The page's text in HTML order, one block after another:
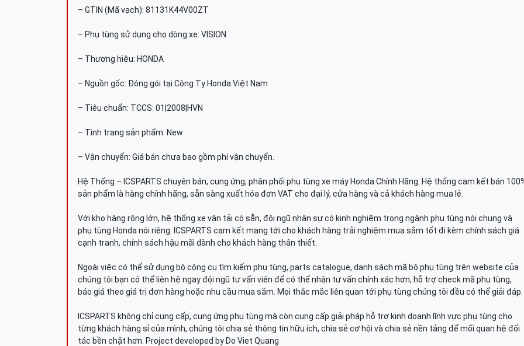
– GTIN (Mã vạch): 81131K44V00ZT
– Phụ tùng sử dụng cho dòng xe: VISION
– Thương hiệu: HONDA
– Nguồn gốc: Đóng gói tại Công Ty Honda Việt Nam
– Tiêu chuẩn: TCCS: 01|2008|HVN
– Tình trạng sản phẩm: New
– Vận chuyển: Giá bán chưa bao gồm phí vận chuyển.
Hệ Thống – ICSPARTS chuyên bán, cung ứng, phân phối phụ tùng xe máy Honda Chính Hãng. Hệ thống cam kết bán
sản phẩm là hàng chính hãng, sẵn sàng xuất hóa đơn VAT cho đại lý, cửa hàng và cả khách hàng mua lẻ.
Với kho hàng rộng lớn, hệ thống xe vận tải có sẵn, đội ngũ nhân sự có kinh nghiệm trong ngành phụ tùng nói chung và
phụ tùng Honda nói riêng. ICSPARTS cam kết mang tới cho khách hàng trải nghiệm mua sắm tốt đi kèm chính sách giá
cạnh tranh, chính sách hậu mãi dành cho khách hàng thân thiết.
Ngoài việc có thể sử dụng bộ công cụ tìm kiếm phụ tùng, parts catalogue, danh sách mã bộ phụ tùng trên website của
chúng tôi bạn có thể liên hệ ngay đội ngũ tư vấn viên để có thể nhận tư vấn chính xác hơn, hỗ trợ check mã phụ tùng,
báo giá theo giá trị đơn hàng hoặc nhu cầu mua sắm. Mọi thắc mắc liên quan tới phụ tùng chúng tôi đều có thể giải đáp.
ICSPARTS không chỉ cung cấp, cung ứng phụ tùng mà còn cung cấp giải pháp hỗ trợ kinh doanh lĩnh vực phụ tùng cho
từng khách hàng sỉ của mình, chúng tôi chia sẻ thông tin hữu ích, chia sẻ cơ hội và chia sẻ nền tảng để mối quan hệ đối
tác bền chặt hơn. Project developed by Do Viet Quang